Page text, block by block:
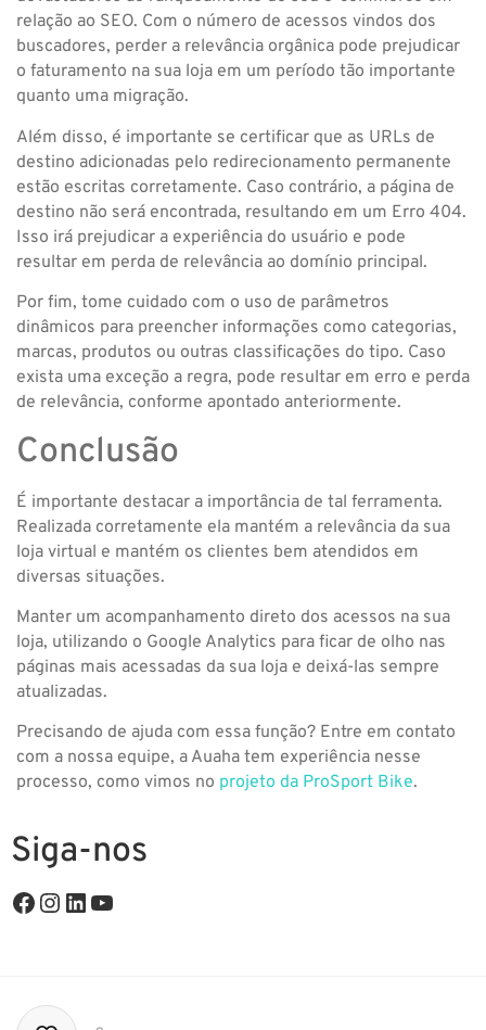
relação ao SEO. Com o número de acessos vindos dos
buscadores, perder a relevância orgânica pode prejudicar
o faturamento na sua loja em um período tão importante
quanto uma migração.
Além disso, é importante se certificar que as URLs de
destino adicionadas pelo redirecionamento permanente
estão escritas corretamente. Caso contrário, a página de
destino não será encontrada, resultando em um Erro 404.
Isso irá prejudicar a experiência do usuário e pode
resultar em perda de relevância ao domínio principal.
Por fim, tome cuidado com o uso de parâmetros
dinâmicos para preencher informações como categorias,
marcas, produtos ou outras classificações do tipo. Caso
exista uma exceção a regra, pode resultar em erro e perda
de relevância, conforme apontado anteriormente.
Conclusão
É importante destacar a importância de tal ferramenta.
Realizada corretamente ela mantém a relevância da sua
loja virtual e mantém os clientes bem atendidos em
diversas situações.
Manter um acompanhamento direto dos acessos na sua
loja, utilizando o Google Analytics para ficar de olho nas
páginas mais acessadas da sua loja e deixá-las sempre
atualizadas.
Precisando de ajuda com essa função? Entre em contato
com a nossa equipe, a Auaha tem experiência nesse
processo, como vimos no projeto da ProSport Bike.
Siga-nos